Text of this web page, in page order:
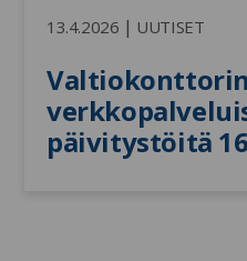
13.4.2026 | UUTISET
Valtiokonttorin
päivitystöitä